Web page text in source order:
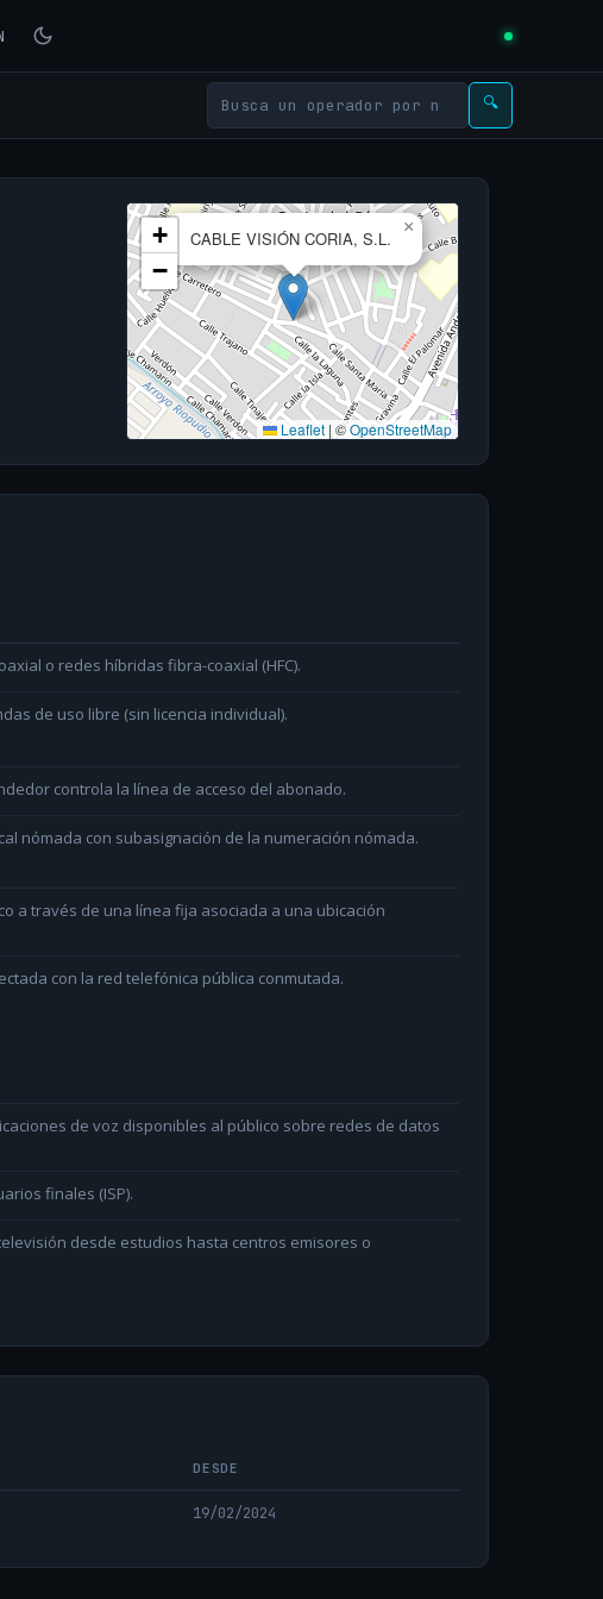
🔍
CABLE VISIÓN CORIA, S.L.
×
+
−
Leaflet |©OpenStreetMap
o redes híbridas fibra-coaxial (HFC).
de uso libre (sin licencia individual).
controla la línea de acceso del abonado.
nómada con subasignación de la numeración nómada.
a través de una línea fija asociada a una ubicación
con la red telefónica pública conmutada.
de voz disponibles al público sobre redes de datos
finales (ISP).
desde estudios hasta centros emisores o
DESDE
19/02/2024